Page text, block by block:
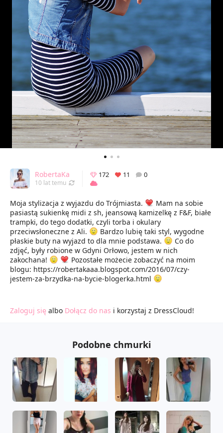
RobertaKa
10 lat temu Odświeżony 28.08.2016 22:19
172 11 0
Moja stylizacja z wyjazdu do Trójmiasta.
Mam na sobie
pasiastą sukienkę midi z sh, jeansową kamizelkę z F&F, białe
trampki, do tego dodatki, czyli torba i okulary
przeciwsłoneczne z Ali.
Bardzo lubię taki styl, wygodne
płaskie buty na wyjazd to dla mnie podstawa.
Co do
zdjęć, były robione w Gdyni Orłowo, jestem w nich
zakochana!
Pozostałe możecie zobaczyć na moim
blogu: https://robertakaaa.blogspot.com/2016/07/czy-
jestem-za-brzydka-na-bycie-blogerka.html
Zaloguj się albo Dołącz do nas i korzystaj z DressCloud!
Podobne chmurki